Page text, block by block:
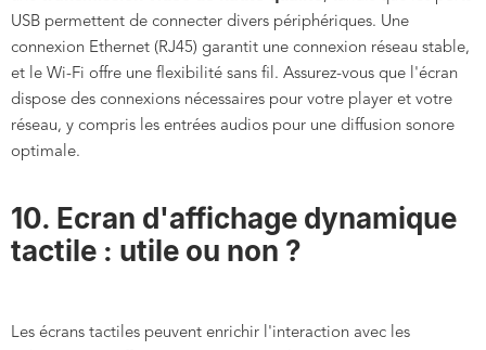
USB permettent de connecter divers périphériques. Une
connexion Ethernet (RJ45) garantit une connexion réseau stable,
et le Wi-Fi offre une flexibilité sans fil. Assurez-vous que l'écran
dispose des connexions nécessaires pour votre player et votre
réseau, y compris les entrées audios pour une diffusion sonore
optimale.
10. Ecran d'affichage dynamique
tactile : utile ou non ?
Les écrans tactiles peuvent enrichir l'interaction avec les